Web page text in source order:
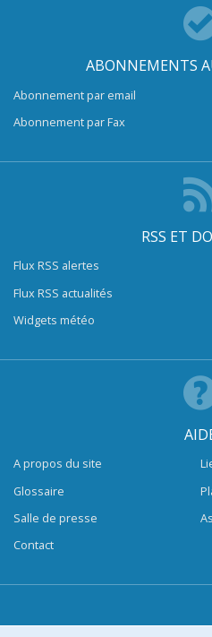
ABONNEMENTS
Abonnement par email
Abonnement par Fax
RSS ET
Flux RSS alertes
Flux RSS actualités
Widgets météo
A propos du site
Glossaire
Salle de presse
Contact